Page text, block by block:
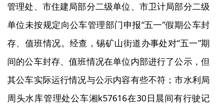
管理处、市住建局部分二级单位、市卫计局部分二级
单位未按规定向公车管理部门申报“五一”假期公车封
存、值班情况。经查，锡矿山街道办事处对“五一”期
间的公车封存、值班情况在单位内部进行了公示，但
其公车实际运行情况与公示内容有些不符；市水利局
周头水库管理处公车湘k57616在30日晨间有行驶记